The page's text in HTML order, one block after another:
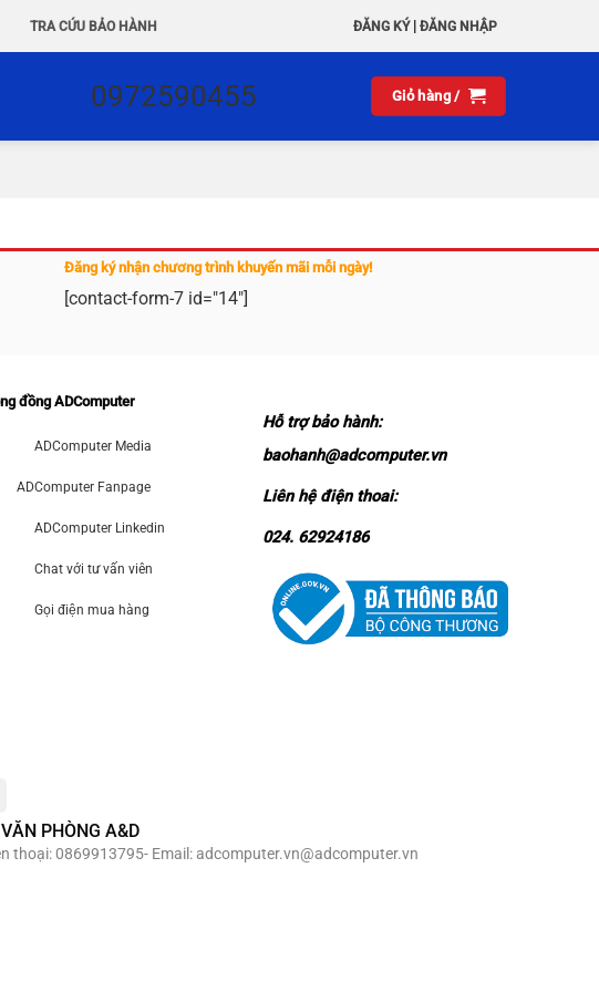
TRA CỨU BẢO HÀNH ĐĂNG KÝ| ĐĂNG NHẬP
0972590455 Giỏ hàng /
Đăng ký nhận chương trình khuyến mãi mỗi ngày!
[contact-form-7 id="14"]
đồng ADComputer
ADComputer Media
ADComputer Fanpage
ADComputer Linkedin
Chat với tư vấn viên
Gọi điện mua hàng
Hỗ trợ bảo hành:
baohanh@adcomputer.vn
Liên hệ điện thoai:
024. 62924186
PHÒNG A&D
thoại: 0869913795- Email: adcomputer.vn@adcomputer.vn